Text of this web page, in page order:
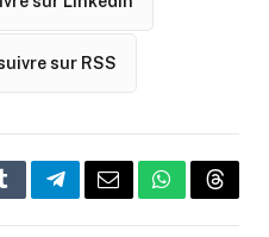
sur RSS
TumblrTelegramEmailWhatsApp